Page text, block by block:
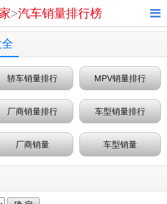
>汽车销量排行榜
轿车销量排行 MPV销量排行
厂商销量排行 车型销量排行
厂商销量 车型销量